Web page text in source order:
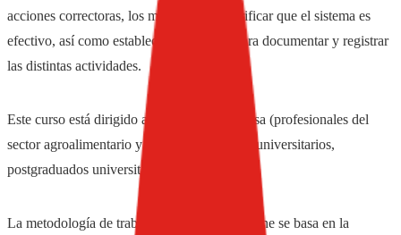
acciones correctoras, los métodos para verificar que el sistema es
efectivo, así como establecer un sistema para documentar y registrar
las distintas actividades.
Este curso está dirigido a personal de empresa (profesionales del
sector agroalimentario y afines), estudiantes universitarios,
postgraduados universitarios
La metodología de trabajo de formación on line se basa en la